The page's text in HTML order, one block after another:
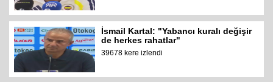
İsmail Kartal: "Yabancı kuralı değişir
de herkes rahatlar"
39678 kere izlendi